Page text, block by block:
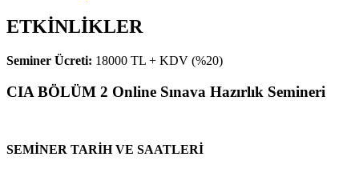
ETKİNLİKLER
Seminer Ücreti: 18000 TL + KDV (%20)
CIA BÖLÜM 2 Online Sınava Hazırlık Semineri
SEMİNER TARİH VE SAATLERİ